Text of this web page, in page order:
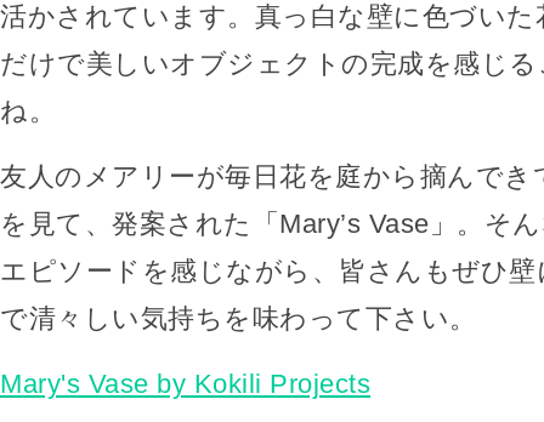
活かされています。真っ白な壁に色づい
だけで美しいオブジェクトの完成を感じ
ね。
友人のメアリーが毎日花を庭から摘んでき
を見て、発案された「Mary’s Vase」。そ
エピソードを感じながら、皆さんもぜひ
で清々しい気持ちを味わって下さい。
Mary's Vase by Kokili Projects